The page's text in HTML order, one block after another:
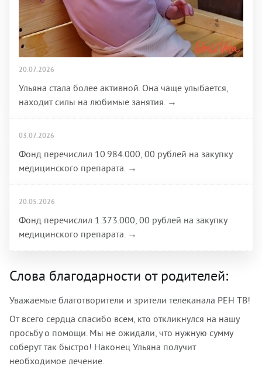
20.07.2026
Ульяна стала более активной. Она чаще улыбается,
находит силы на любимые занятия. →
03.07.2026
Фонд перечислил 10.984.000, 00 рублей на закупку
медицинского препарата. →
20.05.2026
Фонд перечислил 1.373.000, 00 рублей на закупку
медицинского препарата. →
Слова благодарности от родителей:
Уважаемые благотворители и зрители телеканала РЕН ТВ!
От всего сердца спасибо всем, кто откликнулся на нашу
просьбу о помощи. Мы не ожидали, что нужную сумму
соберут так быстро! Наконец Ульяна получит
необходимое лечение.